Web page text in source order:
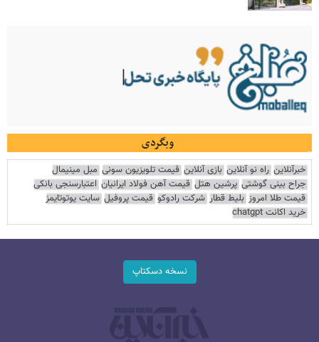
وبگردی
خبرآنلاین راه نو آنلاین بازی آنلاین قیمت تلویزیون سونی مبل مینیمال
جراح بینی گوشتی پرشین هتل قیمت آهن فولاد ایرانیان اعتبارسنجی بانکی
قیمت طلا امروز بلیط قطار شرکت رادوکو قیمت پروفیل سایت یوتوتایمز
خرید اکانت chatgpt
نسخه دسکتاپ